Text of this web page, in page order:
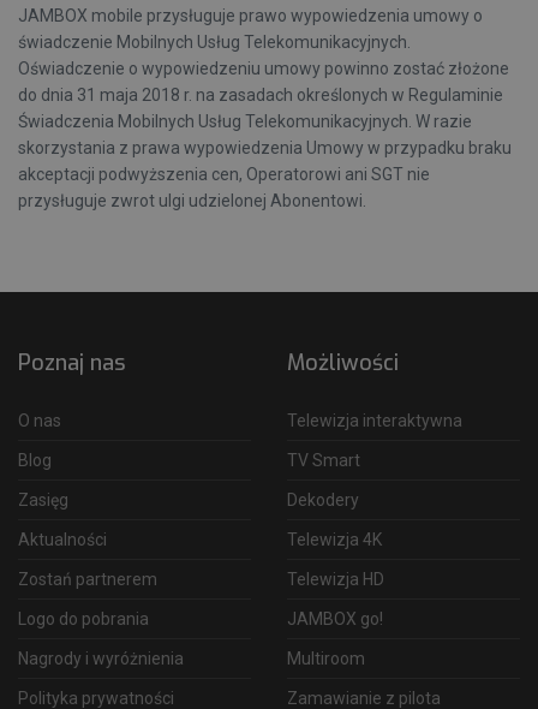
JAMBOX mobile przysługuje prawo wypowiedzenia umowy o
świadczenie Mobilnych Usług Telekomunikacyjnych.
Oświadczenie o wypowiedzeniu umowy powinno zostać złożone
do dnia 31 maja 2018 r. na zasadach określonych w Regulaminie
Świadczenia Mobilnych Usług Telekomunikacyjnych. W razie
skorzystania z prawa wypowiedzenia Umowy w przypadku braku
akceptacji podwyższenia cen, Operatorowi ani SGT nie
przysługuje zwrot ulgi udzielonej Abonentowi.
Poznaj nas
O nas
Blog
Zasięg
Aktualności
Zostań partnerem
Logo do pobrania
Nagrody i wyróżnienia
Polityka prywatności
Możliwości
Telewizja interaktywna
TV Smart
Dekodery
Telewizja 4K
Telewizja HD
JAMBOX go!
Multiroom
Zamawianie z pilota